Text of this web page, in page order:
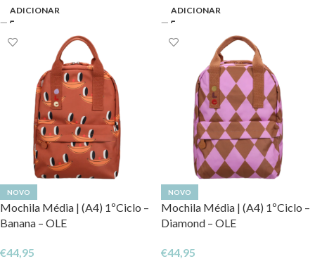
ADICIONAR ADICIONAR
NOVO
Mochila Média | (A4) 1ºCiclo –
Banana – OLE
€44,95
NOVO
Mochila Média | (A4) 1ºCiclo –
Diamond – OLE
€44,95